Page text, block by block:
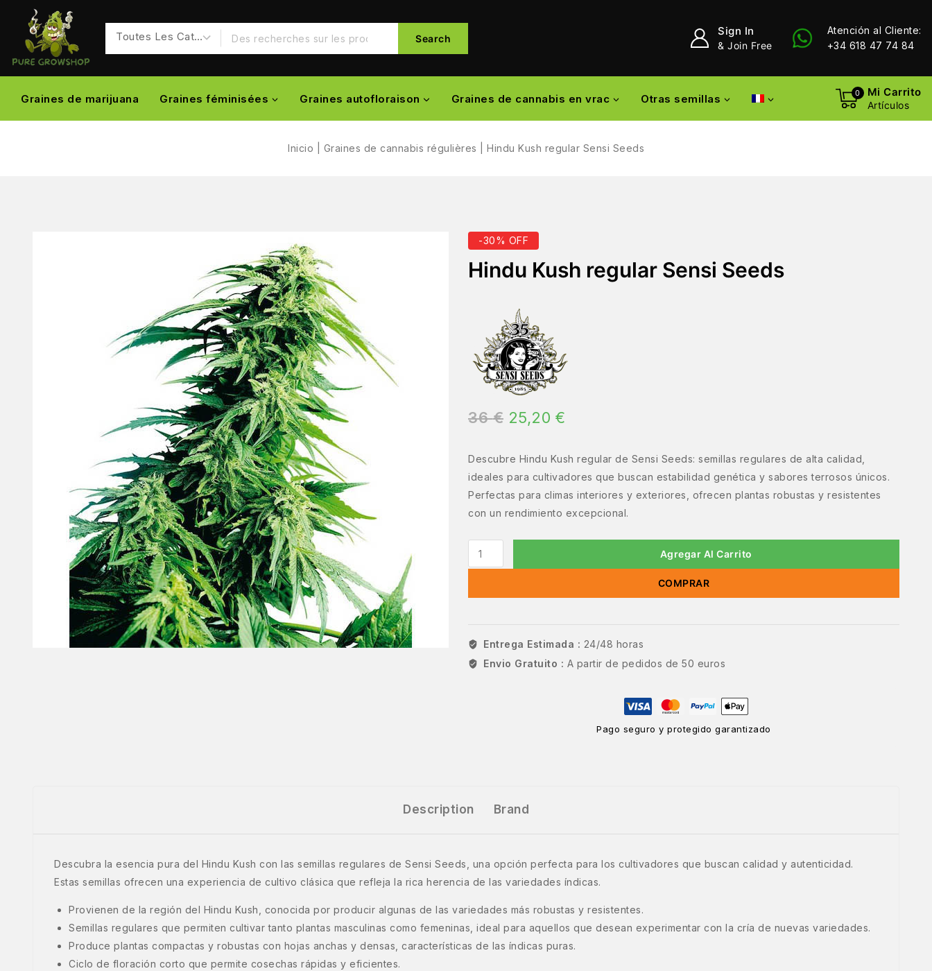
Search
Sign In
& Join Free
Atención al Cliente:
+34 618 47 74 84
Graines de marijuana Graines féminisées Graines autofloraison Graines de cannabis en vrac Otras semillas 0 Mi Carrito
Artículos
Inicio Graines de cannabis régulières Hindu Kush regular Sensi Seeds
-30% OFF
Hindu Kush regular Sensi Seeds
36€ 25,20 €
Descubre Hindu Kush regular de Sensi Seeds: semillas regulares de alta calidad,
ideales para cultivadores que buscan estabilidad genética y sabores terrosos únicos.
Perfectas para climas interiores y exteriores, ofrecen plantas robustas y resistentes
con un rendimiento excepcional.
Agregar Al Carrito
COMPRAR
Entrega Estimada : 24/48 horas
Envio Gratuito : A partir de pedidos de 50 euros
Pago seguro y protegido garantizado
Description Brand
Descubra la esencia pura del Hindu Kush con las semillas regulares de Sensi Seeds, una opción perfecta para los cultivadores que buscan calidad y autenticidad.
Estas semillas ofrecen una experiencia de cultivo clásica que refleja la rica herencia de las variedades índicas.
Provienen de la región del Hindu Kush, conocida por producir algunas de las variedades más robustas y resistentes.
Semillas regulares que permiten cultivar tanto plantas masculinas como femeninas, ideal para aquellos que desean experimentar con la cría de nuevas variedades.
Produce plantas compactas y robustas con hojas anchas y densas, características de las índicas puras.
Ciclo de floración corto que permite cosechas rápidas y eficientes.